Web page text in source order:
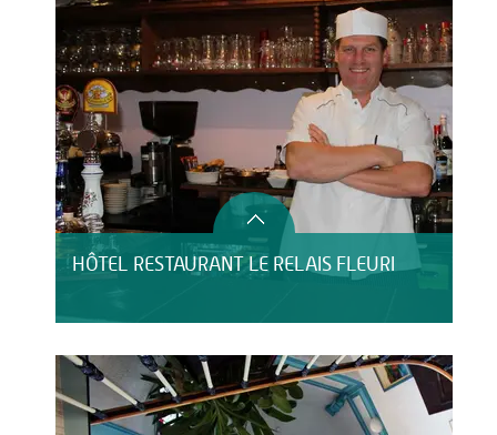
HÔTEL RESTAURANT LE RELAIS FLEURI